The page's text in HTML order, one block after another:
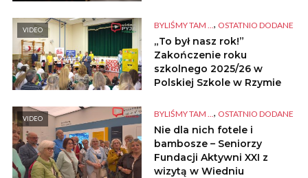
VIDEO
BYLIŚMY TAM ... , OSTATNIO DODANE
„To był nasz rok!”
Zakończenie roku
szkolnego 2025/26 w
Polskiej Szkole w Rzymie
VIDEO
BYLIŚMY TAM ... , OSTATNIO DODANE
Nie dla nich fotele i
bambosze – Seniorzy
Fundacji Aktywni XXI z
wizytą w Wiedniu